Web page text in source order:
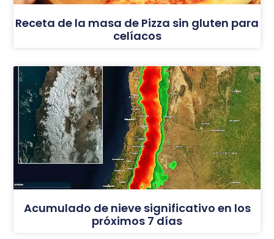
Receta de la masa de Pizza sin gluten para
celíacos
Acumulado de nieve significativo en los
próximos 7 días